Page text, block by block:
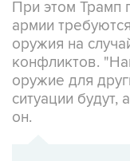
При этом Трамп
армии
оружия на
конфликтов.
оружие для
ситуации будут,
он.